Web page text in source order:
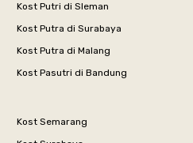
Kost Putri di Sleman
Kost Putra di Surabaya
Kost Putra di Malang
Kost Pasutri di Bandung
Kost Semarang